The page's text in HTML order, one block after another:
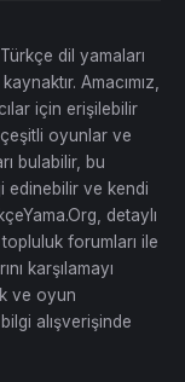
dil yamaları
Amacımız,
için erişilebilir
oyunlar ve
bulabilir, bu
edinebilir ve kendi
detaylı
forumları ile
karşılamayı
ve oyun
alışverişinde